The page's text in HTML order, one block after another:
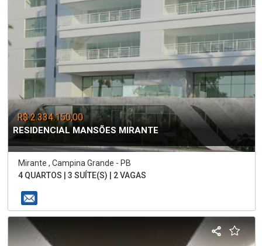
R$ 2.334.150,00
RESIDENCIAL MANSÕES MIRANTE
Mirante , Campina Grande - PB
4 QUARTOS | 3 SUÍTE(S) | 2 VAGAS